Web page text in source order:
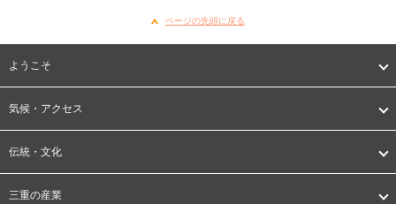
ページの先頭に戻る
ようこそ
気候・アクセス
伝統・文化
三重の産業